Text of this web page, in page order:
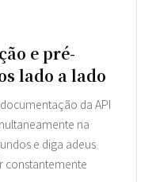
e pré-
lado a lado
da API
na
e diga adeus
constantemente